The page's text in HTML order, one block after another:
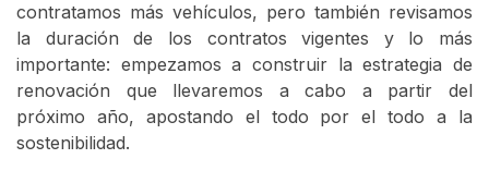
contratamos más vehículos, pero también revisamos
la duración de los contratos vigentes y lo más
importante: empezamos a construir la estrategia de
renovación que llevaremos a cabo a partir del
próximo año, apostando el todo por el todo a la
sostenibilidad.